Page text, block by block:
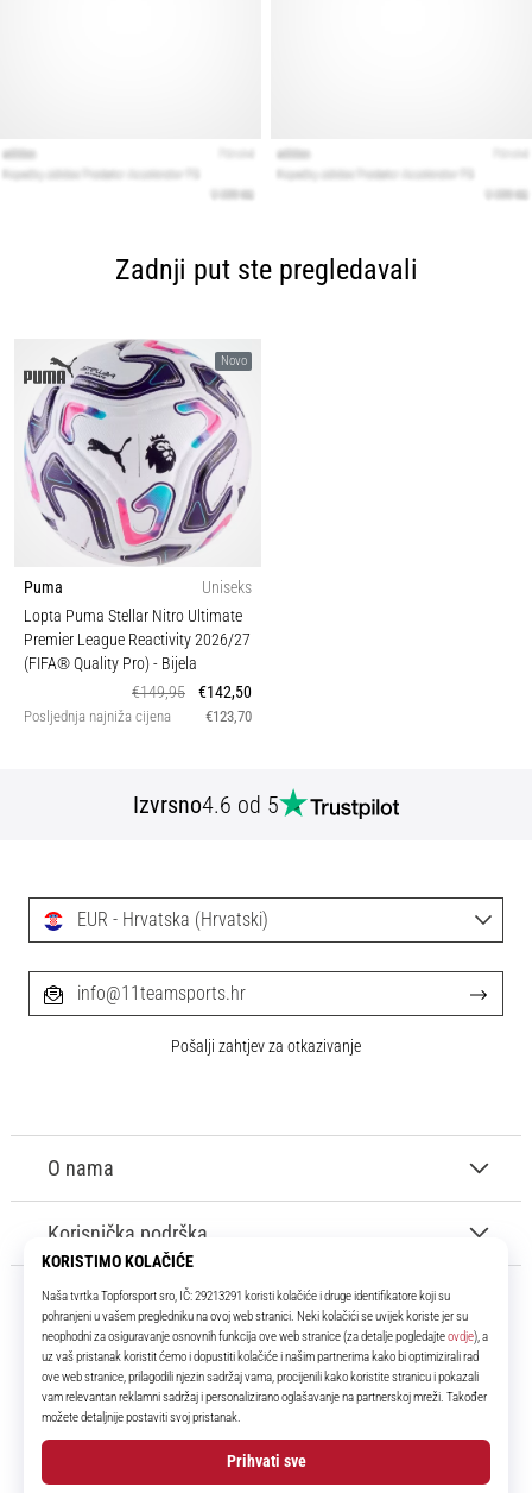
Zadnji put ste pregledavali
Novo
Puma
Uniseks
Lopta Puma Stellar Nitro Ultimate
Premier League Reactivity 2026/27
(FIFA® Quality Pro)- Bijela
€149,95
€142,50
Posljednja najniža cijena €123,70
Izvrsno4.6 od 5
11teamsports.hr
Tvoj smo pouzdani suigrač već više od 16 godina! Cijelo to vrijeme
donosimo ti najbolje i najnovije proizvode iz svijeta nogometa.
Facebook
Instagram
O nama
Korisnička podrška
EUR - Hrvatska (Hrvatski)
info@11teamsports.hr
Pošalji zahtjev za otkazivanje